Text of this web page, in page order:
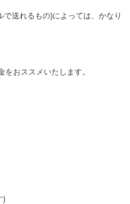
送れるもの)によっては、かなり
おススメいたします。
)